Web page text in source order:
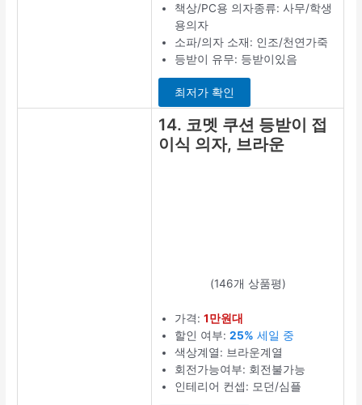
책상/PC용 의자종류: 사무/학생
용의자
소파/의자 소재: 인조/천연가죽
등받이 유무: 등받이있음
최저가 확인
14. 코멧 쿠션 등받이 접
이식 의자, 브라운
(146개 상품평)
가격:1만원대
할인 여부:25% 세일 중
색상계열: 브라운계열
회전가능여부: 회전불가능
인테리어 컨셉: 모던/심플